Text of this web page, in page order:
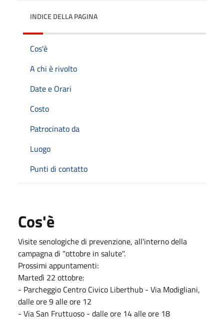
INDICE DELLA PAGINA
Cos'è
A chi è rivolto
Date e Orari
Costo
Patrocinato da
Luogo
Punti di contatto
Cos'è
Visite senologiche di prevenzione, all'interno della
campagna di "ottobre in salute".
Prossimi appuntamenti:
Martedì 22 ottobre:
- Parcheggio Centro Civico Liberthub - Via Modigliani,
dalle ore 9 alle ore 12
- Via San Fruttuoso - dalle ore 14 alle ore 18